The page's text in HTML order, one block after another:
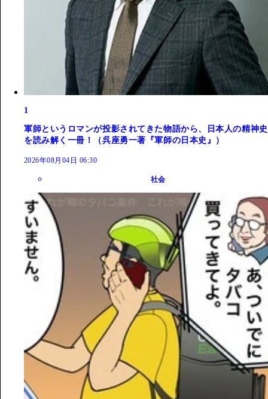
1
軍師というロマンが投影されてきた物語から、日本人の精神史
を読み解く一冊！（呉座勇一著『軍師の日本史』）
2026年08月04日 06:30
社会